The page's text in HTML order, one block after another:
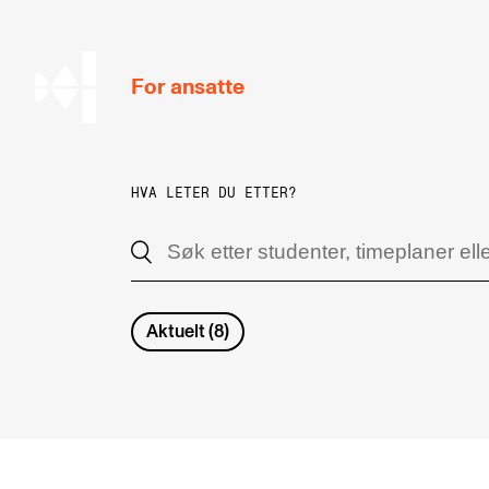
For ansatte
Arbeidstid og lønn
Reiser og utveksling
HVA LETER DU ETTER?
Aktuelt(8)